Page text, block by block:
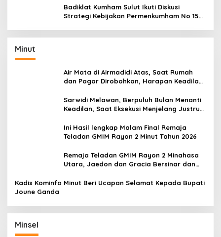
Badiklat Kumham Sulut Ikuti Diskusi
Strategi Kebijakan Permenkumham No 15
Minut
Air Mata di Airmadidi Atas, Saat Rumah
dan Pagar Dirobohkan, Harapan Keadilan
Sarwidi Melawan, Berpuluh Bulan Menanti
Keadilan, Saat Eksekusi Menjelang Justru
Ini Hasil lengkap Malam Final Remaja
Teladan GMIM Rayon 2 Minut Tahun 2026
Remaja Teladan GMIM Rayon 2 Minahasa
Utara, Jaedon dan Gracia Bersinar dan
Kadis Kominfo Minut Beri Ucapan Selamat Kepada Bupati
Joune Ganda
Minsel